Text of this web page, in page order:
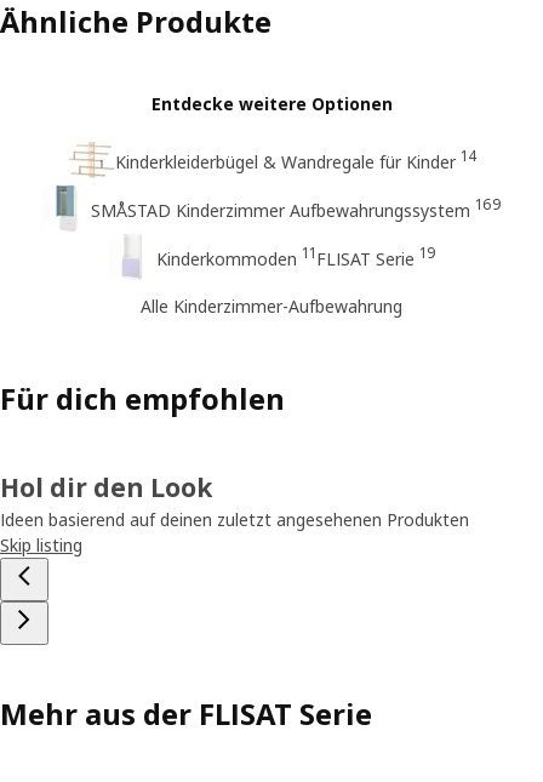
Ähnliche Produkte
Entdecke weitere Optionen
Kinderkleiderbügel & Wandregale für Kinder 14
SMÅSTAD Kinderzimmer Aufbewahrungssystem 169
Kinderkommoden 11FLISAT Serie 19
Alle Kinderzimmer-Aufbewahrung
Für dich empfohlen
Hol dir den Look
Ideen basierend auf deinen zuletzt angesehenen Produkten
Skip listing
Mehr aus der FLISAT Serie